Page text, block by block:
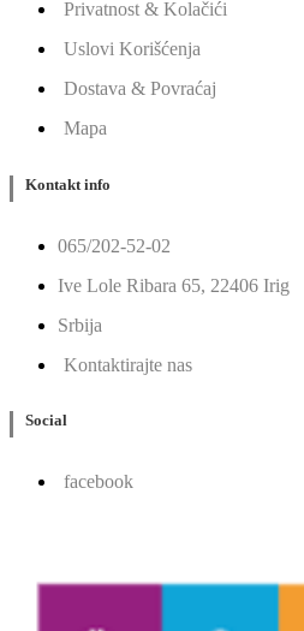
Privatnost & Kolačići
Uslovi Korišćenja
Dostava & Povraćaj
Mapa
Kontakt info
065/202-52-02
Ive Lole Ribara 65, 22406 Irig
Srbija
Kontaktirajte nas
Social
facebook